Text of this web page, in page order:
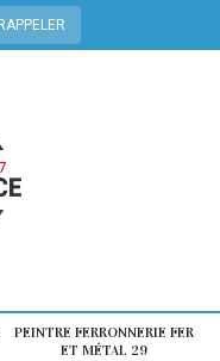
PEINTRE FERRONNERIE FER
ET MÉTAL 29